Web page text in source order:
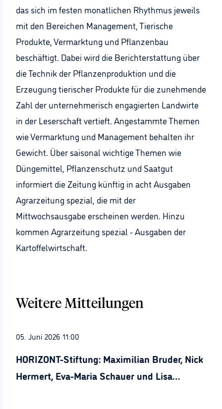
das sich im festen monatlichen Rhythmus jeweils
mit den Bereichen Management, Tierische
Produkte, Vermarktung und Pflanzenbau
beschäftigt. Dabei wird die Berichterstattung über
die Technik der Pflanzenproduktion und die
Erzeugung tierischer Produkte für die zunehmende
Zahl der unternehmerisch engagierten Landwirte
in der Leserschaft vertieft. Angestammte Themen
wie Vermarktung und Management behalten ihr
Gewicht. Über saisonal wichtige Themen wie
Düngemittel, Pflanzenschutz und Saatgut
informiert die Zeitung künftig in acht Ausgaben
Agrarzeitung spezial, die mit der
Mittwochsausgabe erscheinen werden. Hinzu
kommen Agrarzeitung spezial - Ausgaben der
Kartoffelwirtschaft.
Weitere Mitteilungen
05. Juni 2026 11:00
HORIZONT-Stiftung: Maximilian Bruder, Nick
Hermert, Eva-Maria Schauer und Lisa